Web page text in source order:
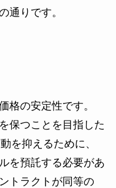
通りです。
格の安定性です。
保つことを目指した
を抑えるために、
を預託する必要があ
トラクトが同等の